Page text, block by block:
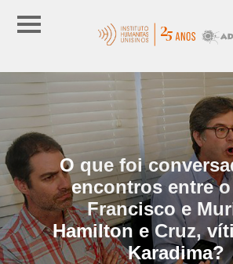
O que foi
encontros entre o
Francisco e
Hamilton e Cruz,
Karadima?